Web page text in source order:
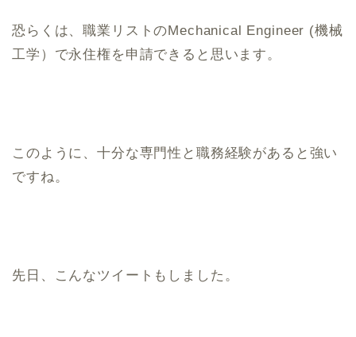
恐らくは、職業リストのMechanical Engineer (機械
工学）で永住権を申請できると思います。
このように、十分な専門性と職務経験があると強い
ですね。
先日、こんなツイートもしました。